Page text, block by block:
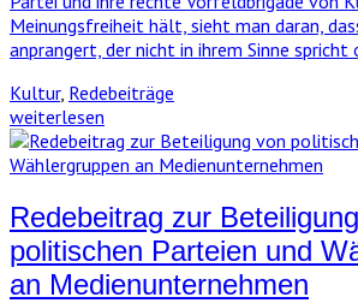
Meinungsfreiheit hält, sieht man daran,
anprangert, der nicht in ihrem Sinne spricht
Kultur, Redebeiträge
weiterlesen
Redebeitrag zur
politischen Parteien und
an Medienunternehmen